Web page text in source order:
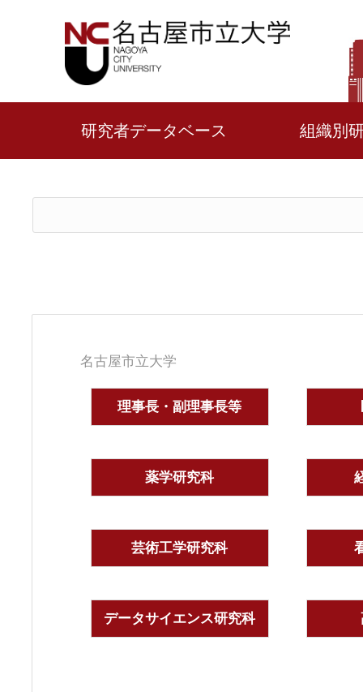
研究者データベース 組織別
名古屋市立大学
理事長・副理事長等
薬学研究科
芸術工学研究科
データサイエンス研究科